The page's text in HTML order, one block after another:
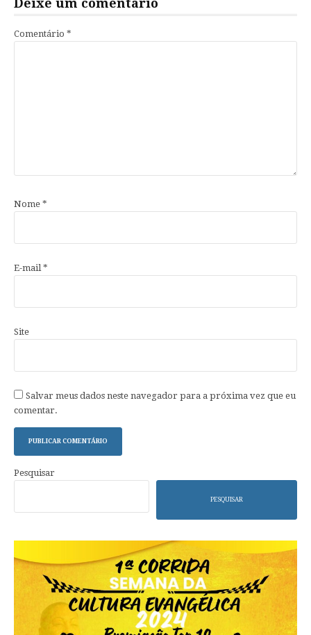
Deixe um comentário
Comentário *
Nome *
E-mail*
Site
Salvar meus dados neste navegador para a próxima vez que eu
comentar.
Pesquisar
PESQUISAR